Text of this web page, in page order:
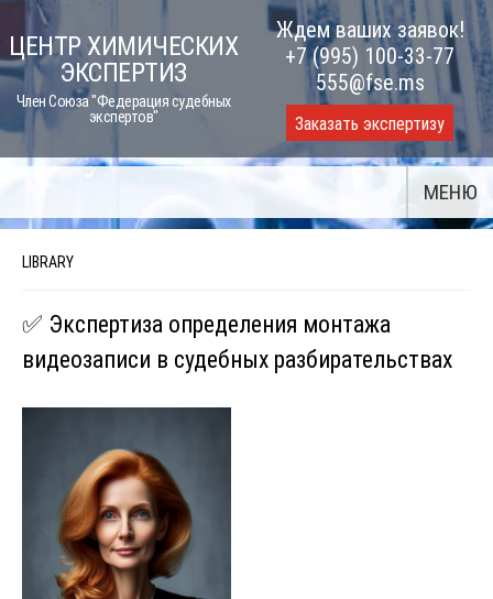
Skip
to
content
ЦЕНТР ХИМИЧЕСКИХ
ЭКСПЕРТИЗ
Член Союза "Федерация судебных
экспертов"
Ждем ваших заявок!
+7 (995) 100-33-77
555@fse.ms
Заказать экспертизу
МЕНЮ
LIBRARY
✅ Экспертиза определения монтажа
видеозаписи в судебных разбирательствах